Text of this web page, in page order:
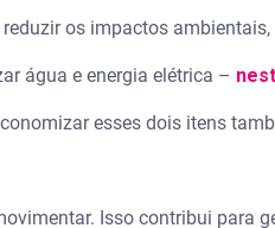
os impactos
água e energia elétrica –
esses dois itens
Isso contribui para